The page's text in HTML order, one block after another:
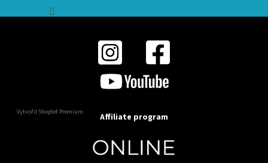
Vytvořil Shoptet Premium Affiliate program